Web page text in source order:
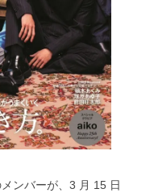
ンバーが、3 月 15 日